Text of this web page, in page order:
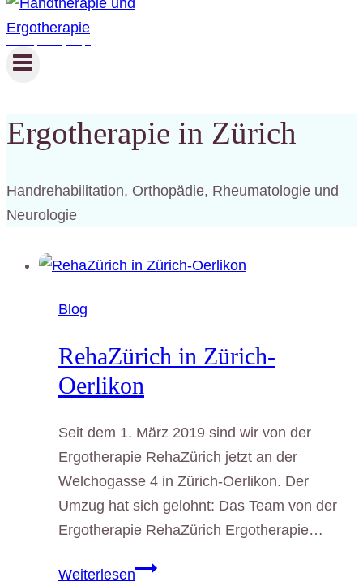
Ergotherapie in Zürich
Handrehabilitation, Orthopädie, Rheumatologie und
Neurologie
Blog
RehaZürich in Zürich-
Oerlikon
Seit dem 1. März 2019 sind wir von der
Ergotherapie RehaZürich jetzt an der
Welchogasse 4 in Zürich-Oerlikon. Der
Umzug hat sich gelohnt: Das Team von der
Ergotherapie RehaZürich Ergotherapie…
WeiterlesenRehaZürich